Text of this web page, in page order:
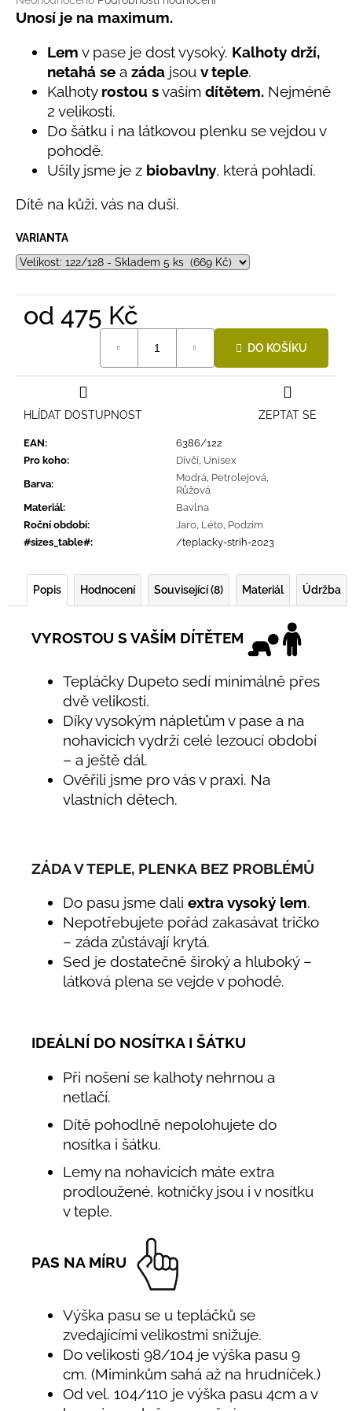
hodnocení
produktu
Unosí je na maximum.
Lem v pase je dost vysoký. Kalhoty drží,
netahá se a záda jsou v teple.
Kalhoty rostou svaším dítětem. Nejméně
2 velikosti.
Do šátku i na látkovou plenku se vejdou v
pohodě.
Ušily jsme je z biobavlny, která pohladí.
Dítě na kůži, vás na duši.
VARIANTA
od 475 Kč
DO KOŠÍKU
EAN:
6386/122
Pro koho: Dívčí, Unisex
Barva:
Modrá, Petrolejová,
Růžová
Materiál:
Bavlna
Roční období: Jaro, Léto, Podzim
#sizes_table#: /teplacky-strih-2023
ZEPTAT SE
HLÍDAT DOSTUPNOST
Popis Hodnocení Související (8) Materiál Údržba
VYROSTOU S VAŠÍM DÍTĚTEM
Tepláčky Dupeto sedí minimálně přes
dvě velikosti.
Díky vysokým nápletům v pase a na
nohavicích vydrží celé lezoucí období
– a ještě dál.
Ověřili jsme pro vás v praxi. Na
vlastních dětech.
ZÁDA V TEPLE, PLENKA BEZ PROBLÉMŮ
Do pasu jsme dali extra vysoký lem.
Nepotřebujete pořád zakasávat tričko
– záda zůstávají krytá.
Sed je dostatečně široký a hluboký –
látková plena se vejde v pohodě.
IDEÁLNÍ DO NOSÍTKA I ŠÁTKU
Při nošení se kalhoty nehrnou a
netlačí.
Dítě pohodlně nepolohujete do
nosítka i šátku.
Lemy na nohavicích máte extra
prodloužené, kotníčky jsou i v nosítku
v teple.
PAS NA MÍRU
Výška pasu se u tepláčků se
zvedajícími velikostmi snižuje.
Do velikosti 98/104 je výška pasu 9
cm. (Miminkům sahá až na hrudníček.)
Od vel. 104/110 je výška pasu 4cm a v
u
LETNÍ
RYCHLESCHNOUCÍ
KALHOTY
TYRKYSOVÉ
695